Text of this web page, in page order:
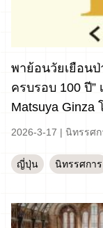
พาย้อนวัยเยือนป่
ครบรอบ 100 ปี
Matsuya Ginza
2026-3-17 | นิทรรศ
ญี่ปุ่น นิทรรศการ